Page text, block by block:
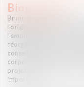
Biographie
Bruno a largement
l’originalité des
l’emploi dans le cadre
réorganisation et des
conseils en mesure de
corporate, fiscaux,
projet, souvent
importants.